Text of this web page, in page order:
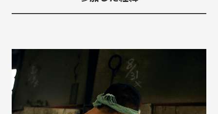
フラッグシップ商品開発 ものづくり
コラボレーター
コラボレーション